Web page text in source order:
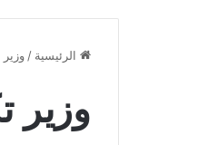
الرئيسية / وزير
وزير